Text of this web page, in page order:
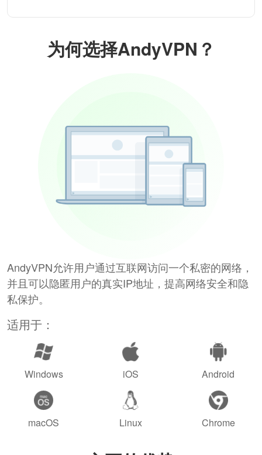
为何选择AndyVPN？
AndyVPN允许用户通过互联网访问一个私密的网络，
并且可以隐匿用户的真实IP地址，提高网络安全和隐
私保护。
适用于：
Windows iOS Android
macOS Linux Chrome